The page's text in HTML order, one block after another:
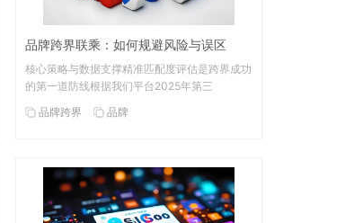
品牌跨界联乘：如何规避风险与误区
核心策略与数据支撑精准匹配度评估是跨界成功
的第一道防线根据我们平台2025年第三
品牌跨界
品牌